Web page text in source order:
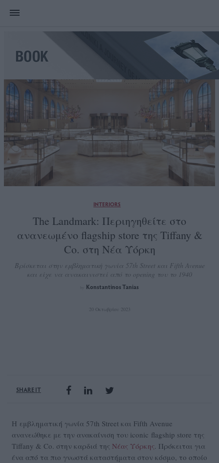
INTERIORS
The Landmark: Περιηγηθείτε στο
ανανεωμένο flagship store της Tiffany &
Co. στη Νέα Υόρκη
Βρίσκεται στην εμβληματική γωνία 57th Street και Fifth Avenue
και είχε να ανακαινιστεί από το opening του το 1940
Konstantinos Tanias
20 Οκτωβρίου 2023
SHARE IT
Η εμβληματική γωνία 57th Street και Fifth Avenue
ανανεώθηκε με την ανακαίνιση του iconic flagship store της
Tiffany & Co. στην καρδιά της Νέας Υόρκης. Πρόκειται για
ένα από τα πιο γνωστά καταστήματα στον κόσμο, το οποίο